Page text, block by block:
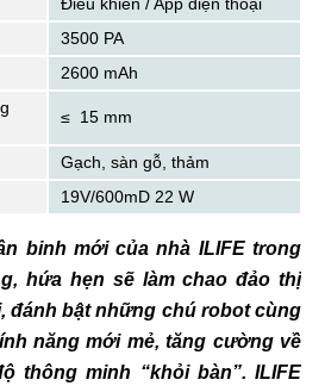
Điều khiển / App điện thoại
3500 PA
2600 mAh
≤ 15 mm
Gạch, sàn gỗ, thảm
19V/600mD 22 W
binh mới của nhà ILIFE trong
hứa hẹn sẽ làm chao đảo thị
đánh bật những chú robot cùng
năng mới mẻ, tăng cường về
thông minh “khỏi bàn”. ILIFE